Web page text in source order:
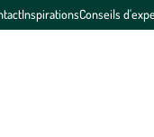
InspirationsConseils